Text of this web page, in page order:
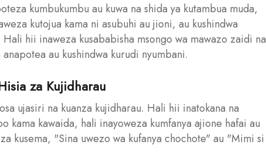
kumbukumbu au kuwa na shida ya kutambua muda,
kutojua kama ni asubuhi au jioni, au kushindwa
hii inaweza kusababisha msongo wa mawazo zaidi na
au kushindwa kurudi nyumbani.
za Kujidharau
ujasiri na kuanza kujidharau. Hali hii inatokana na
kama kawaida, hali inayoweza kumfanya ajione hafai au
kusema, "Sina uwezo wa kufanya chochote" au "Mimi si